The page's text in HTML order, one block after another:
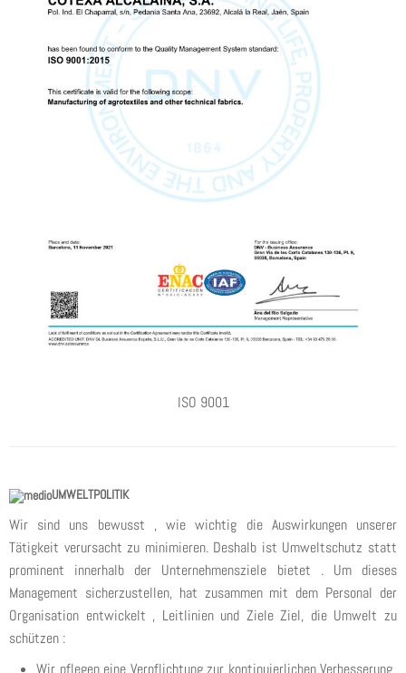
ISO 9001
UMWELTPOLITIK
Wir sind uns bewusst , wie wichtig die Auswirkungen unserer
Tätigkeit verursacht zu minimieren. Deshalb ist Umweltschutz statt
prominent innerhalb der Unternehmensziele bietet . Um dieses
Management sicherzustellen, hat zusammen mit dem Personal der
Organisation entwickelt , Leitlinien und Ziele Ziel, die Umwelt zu
schützen :
Wir pflegen eine Verpflichtung zur kontinuierlichen Verbesserung